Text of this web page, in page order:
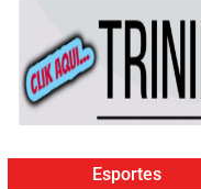
Esportes